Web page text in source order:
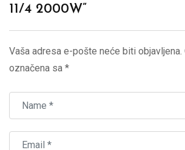
11/4 2000W”
Vaša adresa e-pošte neće biti objavljena.
označena sa *